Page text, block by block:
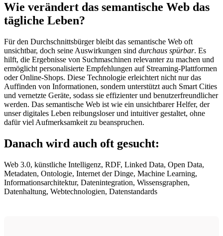
Wie verändert das semantische Web das
tägliche Leben?
Für den Durchschnittsbürger bleibt das semantische Web oft
unsichtbar, doch seine Auswirkungen sind durchaus spürbar. Es
hilft, die Ergebnisse von Suchmaschinen relevanter zu machen und
ermöglicht personalisierte Empfehlungen auf Streaming-Plattformen
oder Online-Shops. Diese Technologie erleichtert nicht nur das
Auffinden von Informationen, sondern unterstützt auch Smart Cities
und vernetzte Geräte, sodass sie effizienter und benutzerfreundlicher
werden. Das semantische Web ist wie ein unsichtbarer Helfer, der
unser digitales Leben reibungsloser und intuitiver gestaltet, ohne
dafür viel Aufmerksamkeit zu beanspruchen.
Danach wird auch oft gesucht:
Web 3.0, künstliche Intelligenz, RDF, Linked Data, Open Data,
Metadaten, Ontologie, Internet der Dinge, Machine Learning,
Informationsarchitektur, Datenintegration, Wissensgraphen,
Datenhaltung, Webtechnologien, Datenstandards